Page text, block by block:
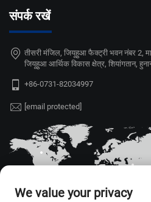
संपर्क रखें
तीसरी मंजिल, जियूहुआ फैक्ट्री भवन नंबर 2,
जियूहुआ आर्थिक विकास क्षेत्र, शियांगतान,
+86-0731-82034997
[email protected]
We value your privacy